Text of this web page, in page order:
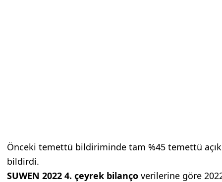
Önceki temettü bildiriminde tam %45 temettü
bildirdi.
SUWEN 2022 4. çeyrek bilanço verilerine göre